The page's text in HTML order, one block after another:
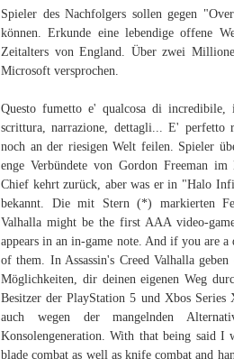
Spieler des Nachfolgers sollen gegen
können. Erkunde eine lebendige offene
Zeitalters von England. Über zwei
Microsoft versprochen.
Questo fumetto e' qualcosa di incredibile,
scrittura, narrazione, dettagli... E'
noch an der riesigen Welt feilen. Spieler
enge Verbündete von Gordon Freeman
Chief kehrt zurück, aber was er in "Halo
bekannt. Die mit Stern (*) markierten
Valhalla might be the first AAA video-
appears in an in-game note. And if you are
of them. In Assassin's Creed Valhalla
Möglichkeiten, dir deinen eigenen Weg
Besitzer der PlayStation 5 und Xbos
auch wegen der mangelnden
Konsolengeneration. With that being said
blade combat as well as knife combat and